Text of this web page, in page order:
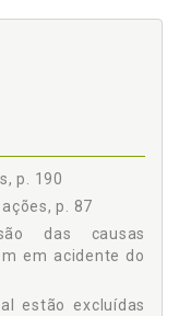
dos Juizados
dos JEFC, p. 103
190
de Segurança
dos Juizados
p. 190
p. 87
das causas
em acidente do
estão excluídas